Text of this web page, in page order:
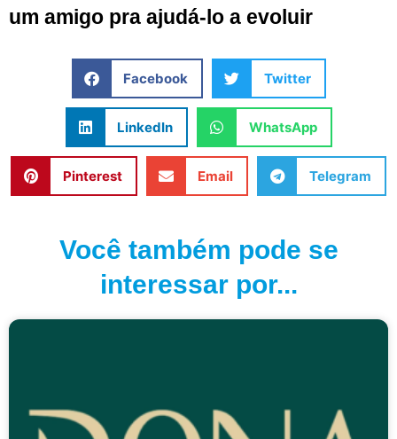
um amigo pra ajudá-lo a evoluir
Facebook Twitter
LinkedIn WhatsApp
Pinterest Email Telegram
Você também pode se
interessar por...